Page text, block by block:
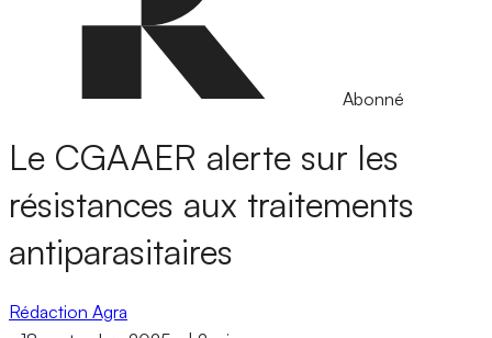
Abonné
Le CGAAER alerte sur les
résistances aux traitements
antiparasitaires
Rédaction Agra